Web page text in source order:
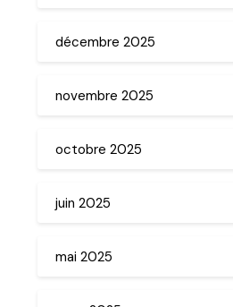
décembre 2025
novembre 2025
octobre 2025
juin 2025
mai 2025